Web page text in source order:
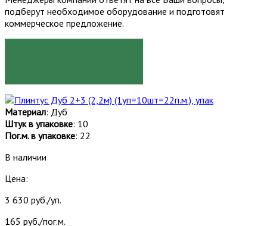
подберут необходимое оборудование и подготовят
коммерческое предложение.
Материал: Дуб
Штук в упаковке: 10
Пог.м. в упаковке: 22
В наличии
Цена:
3 630 руб./уп.
165 руб./пог.м.